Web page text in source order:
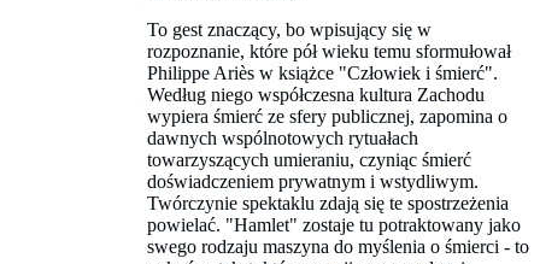
To gest znaczący, bo wpisujący się w
rozpoznanie, które pół wieku temu sformułował
Philippe Ariès w książce "Człowiek i śmierć".
Według niego współczesna kultura Zachodu
wypiera śmierć ze sfery publicznej, zapomina o
dawnych wspólnotowych rytuałach
towarzyszących umieraniu, czyniąc śmierć
doświadczeniem prywatnym i wstydliwym.
Twórczynie spektaklu zdają się te spostrzeżenia
powielać. "Hamlet" zostaje tu potraktowany jako
swego rodzaju maszyna do myślenia o śmierci - to